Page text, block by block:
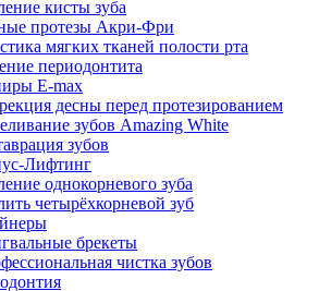
кисты зуба
протезы Акри-Фри
мягких тканей полости рта
периодонтита
E-max
десны перед протезированием
зубов Amazing White
зубов
Лифтинг
однокорневого зуба
четырёхкорневой зуб
брекеты
чистка зубов